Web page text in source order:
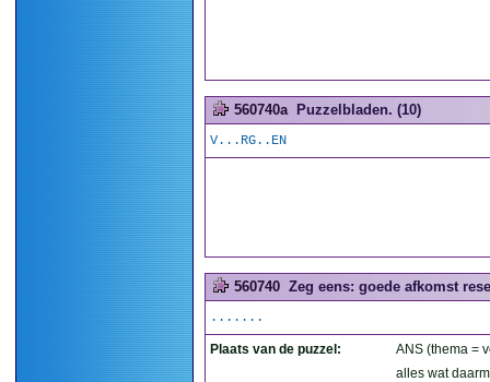
560740a Puzzelbladen. (10)
V...RG..EN
560740 Zeg eens: goede afkomst
.......
Plaats van de puzzel:
ANS (thema =
alles wat